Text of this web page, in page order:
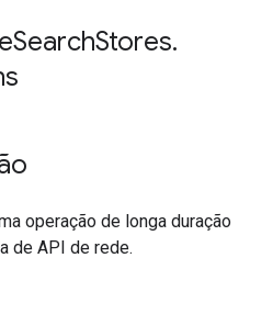
SearchStores.
operação de longa duração
de API de rede.